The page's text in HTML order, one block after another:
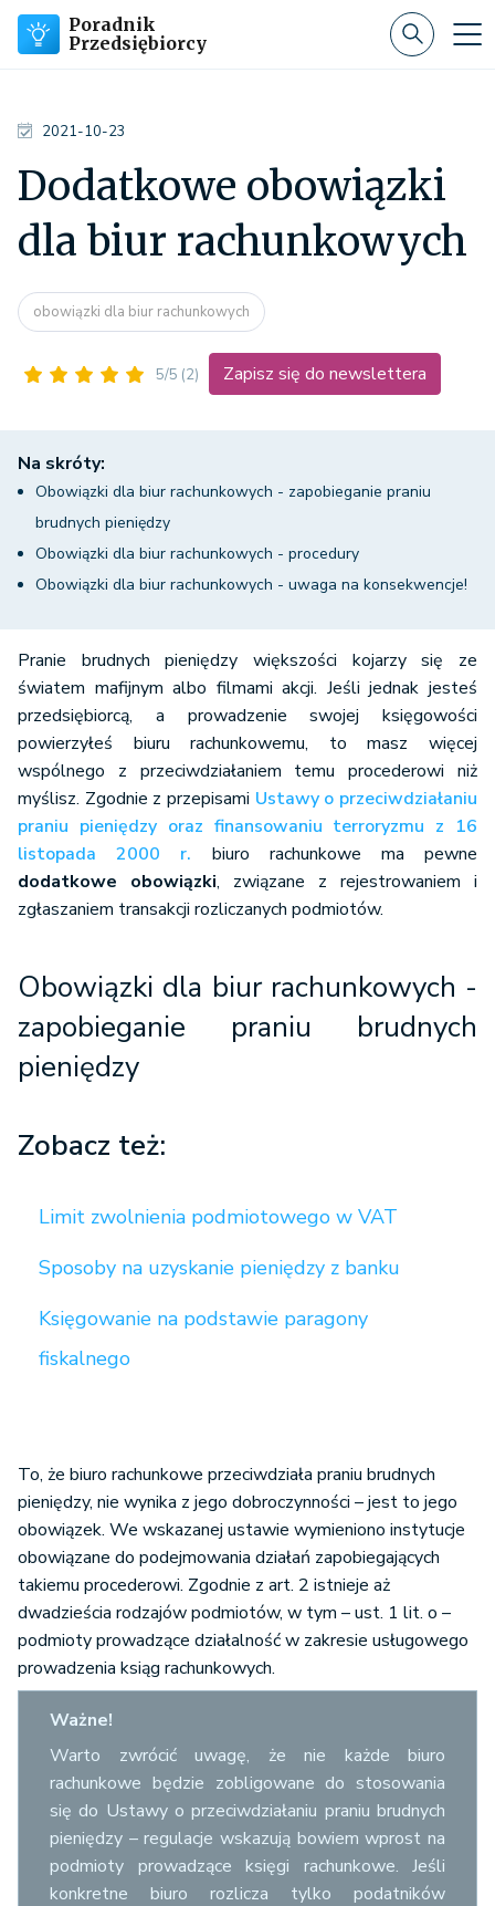
Poradnik
Przedsiębiorcy
2021-10-23
Dodatkowe obowiązki
dla biur rachunkowych
obowiązki dla biur rachunkowych
5/5 (2) Zapisz się do newslettera
Na skróty:
Obowiązki dla biur rachunkowych - zapobieganie praniu
brudnych pieniędzy
Obowiązki dla biur rachunkowych - procedury
Obowiązki dla biur rachunkowych - uwaga na konsekwencje!
Pranie brudnych pieniędzy większości kojarzy się ze
światem mafijnym albo filmami akcji. Jeśli jednak jesteś
przedsiębiorcą, a prowadzenie swojej księgowości
powierzyłeś biuru rachunkowemu, to masz więcej
wspólnego z przeciwdziałaniem temu procederowi niż
myślisz. Zgodnie z przepisami Ustawy o przeciwdziałaniu
praniu pieniędzy oraz finansowaniu terroryzmu z 16
listopada 2000 r. biuro rachunkowe ma pewne
dodatkowe obowiązki, związane z rejestrowaniem i
zgłaszaniem transakcji rozliczanych podmiotów.
Obowiązki dla biur rachunkowych -
zapobieganie praniu brudnych
pieniędzy
Zobacz też:
Limit zwolnienia podmiotowego w VAT
Sposoby na uzyskanie pieniędzy z banku
Księgowanie na podstawie paragony
fiskalnego
To, że biuro rachunkowe przeciwdziała praniu brudnych
pieniędzy, nie wynika z jego dobroczynności – jest to jego
obowiązek. We wskazanej ustawie wymieniono instytucje
obowiązane do podejmowania działań zapobiegających
takiemu procederowi. Zgodnie z art. 2 istnieje aż
dwadzieścia rodzajów podmiotów, w tym – ust. 1 lit. o –
podmioty prowadzące działalność w zakresie usługowego
prowadzenia ksiąg rachunkowych.
Ważne!
Warto zwrócić uwagę, że nie każde biuro
rachunkowe będzie zobligowane do stosowania
się do Ustawy o przeciwdziałaniu praniu brudnych
pieniędzy – regulacje wskazują bowiem wprost na
podmioty prowadzące księgi rachunkowe. Jeśli
konkretne biuro rozlicza tylko podatników